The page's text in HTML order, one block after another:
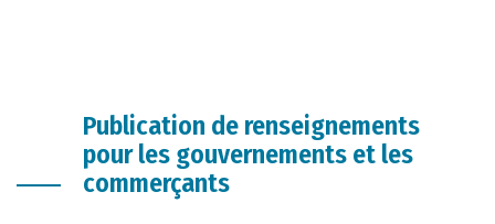
Publication de renseignements
pour les gouvernements et les
commerçants